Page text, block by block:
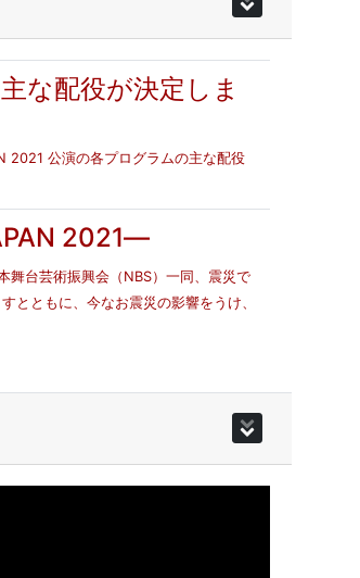
な配役が決定しま
2021 公演の各プログラムの主な配役
2021―
舞台芸術振興会（NBS）一同、震災で
とともに、今なお震災の影響をうけ、